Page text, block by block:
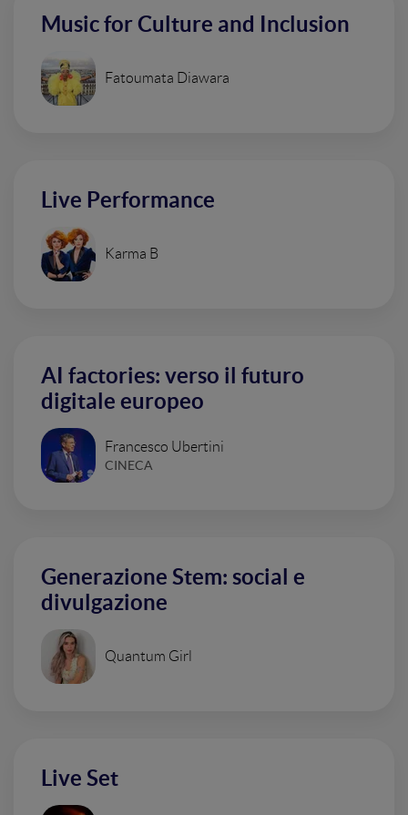
Music for Culture and Inclusion
Fatoumata Diawara
Live Performance
Karma B
AI factories: verso il futuro
digitale europeo
Francesco Ubertini
CINECA
Generazione Stem: social e
divulgazione
Quantum Girl
Live Set